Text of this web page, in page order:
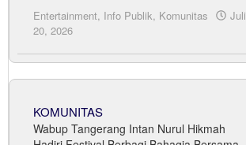
Entertainment, Info Publik, Komunitas
Juli
20, 2026
KOMUNITAS
Wabup Tangerang Intan Nurul Hikmah